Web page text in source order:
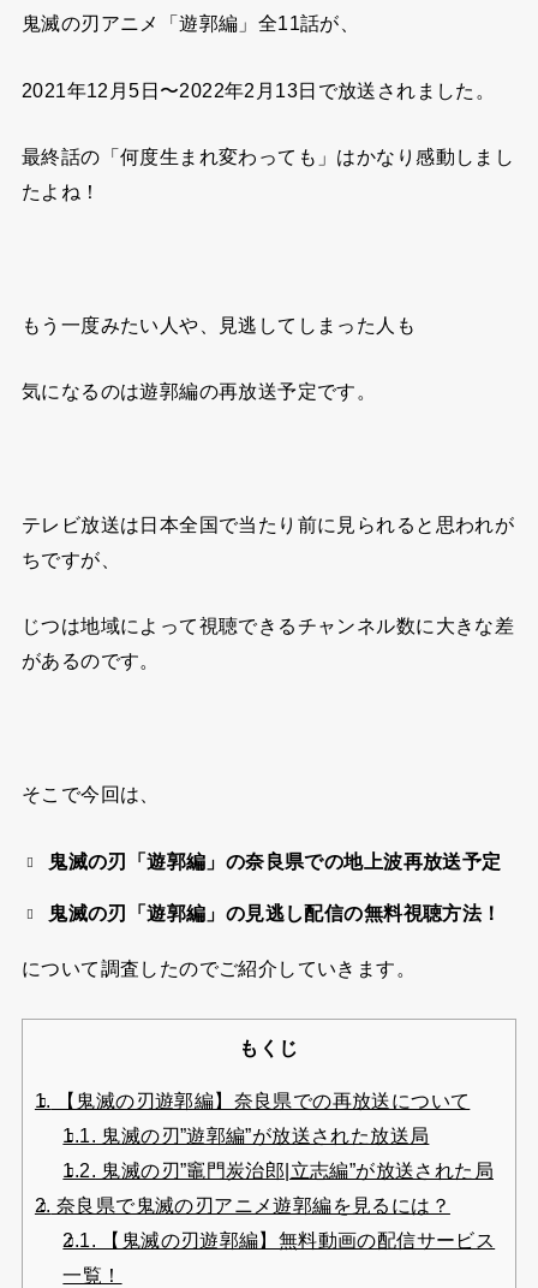
鬼滅の刃アニメ「遊郭編」全11話が、
2021年12月5日〜2022年2月13日で放送されました。
最終話の「何度生まれ変わっても」はかなり感動しまし
たよね！
もう一度みたい人や、見逃してしまった人も
気になるのは遊郭編の再放送予定です。
テレビ放送は日本全国で当たり前に見られると 思われが
ちですが、
じつは地域によって視聴できるチャンネル数に大きな差
があるのです。
そこで今回は、
鬼滅の刃「遊郭編」の奈良県での地上波再放送予定
鬼滅の刃「遊郭編」の見逃し配信の無料視聴方法！
について調査したのでご紹介していきます。
もくじ
1.
【鬼滅の刃遊郭編】奈良県での再放送について
1.1. 鬼滅の刃”遊郭編”が放送された放送局
1.2. 鬼滅の刃”竈門炭治郎|立志編”が放送された局
2. 奈良県で鬼滅の刃アニメ遊郭編を見るには？
2.1. 【鬼滅の刃遊郭編】無料動画の配信サービス
一覧！